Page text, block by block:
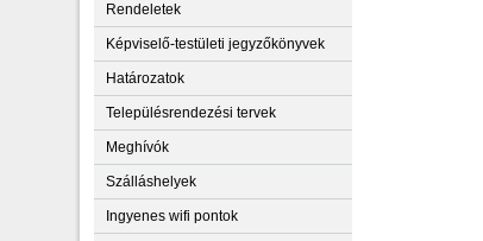
Rendeletek
Képviselő-testületi jegyzőkönyvek
Határozatok
Településrendezési tervek
Meghívók
Szálláshelyek
Ingyenes wifi pontok